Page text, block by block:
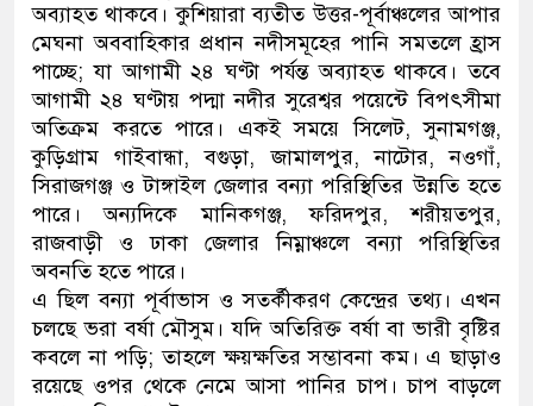
অব্যাহত থাকবে। কুশিয়ারা ব্যতীত উত্তর-পূর্বাঞ্চলের আপার
মেঘনা অববাহিকার প্রধান নদীসমূহের পানি সমতলে হ্রাস
পাচ্ছে; যা আগামী ২৪ ঘণ্টা পর্যন্ত অব্যাহত থাকবে। তবে
আগামী ২৪ ঘণ্টায় পদ্মা নদীর সুরেশ্বর পয়েন্টে বিপৎসীমা
অতিক্রম করতে পারে। একই সময়ে সিলেট, সুনামগঞ্জ,
কুড়িগ্রাম গাইবান্ধা, বগুড়া, জামালপুর, নাটোর, নওগাঁ,
সিরাজগঞ্জ ও টাঙ্গাইল জেলার বন্যা পরিস্থিতির উন্নতি হতে
পারে। অন্যদিকে মানিকগঞ্জ, ফরিদপুর, শরীয়তপুর,
রাজবাড়ী ও ঢাকা জেলার নিম্নাঞ্চলে বন্যা পরিস্থিতির
অবনতি হতে পারে।
এ ছিল বন্যা পূর্বাভাস ও সতর্কীকরণ কেন্দ্রের তথ্য। এখন
চলছে ভরা বর্ষা মৌসুম। যদি অতিরিক্ত বর্ষা বা ভারী বৃষ্টির
কবলে না পড়ি; তাহলে ক্ষয়ক্ষতির সম্ভাবনা কম। এ ছাড়াও
রয়েছে ওপর থেকে নেমে আসা পানির চাপ। চাপ বাড়লে